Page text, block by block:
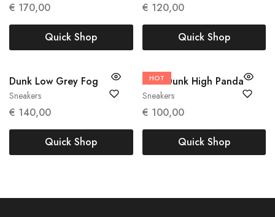
€ 170,00
Quick Shop
€ 120,00
Quick Shop
Sneakers
Dunk Low Grey Fog
€ 140,00
44.5
45
Quick Shop
HOT
Sneakers
Nike Dunk High Panda
€ 100,00
44
Quick Shop